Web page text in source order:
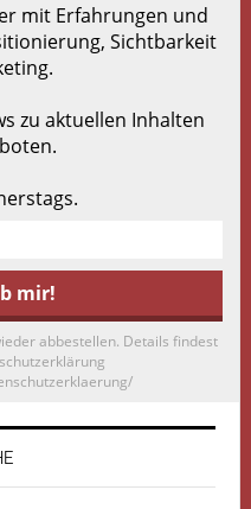
mit Erfahrungen und
Sichtbarkeit
zu aktuellen Inhalten
abbestellen. Details findest